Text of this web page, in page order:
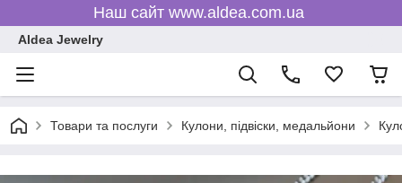
Наш сайт www.aldea.com.ua
Aldea Jewelry
Товари та послуги Кулони, підвіски, медальйони